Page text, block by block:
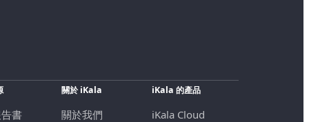
書
關於 iKala
關於我們
iKala 的產品
iKala Cloud